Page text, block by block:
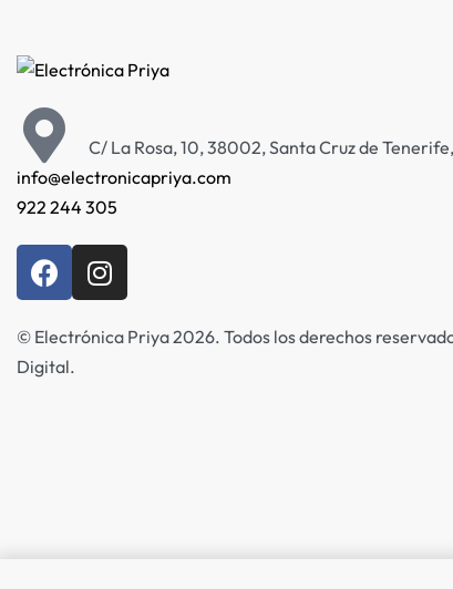
C/ La Rosa, 10, 38002, Santa Cruz de
info@electronicapriya.com
922 244 305
© Electrónica Priya 2026. Todos los derechos
Digital.